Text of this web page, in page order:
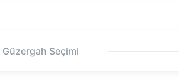
Güzergah Seçimi